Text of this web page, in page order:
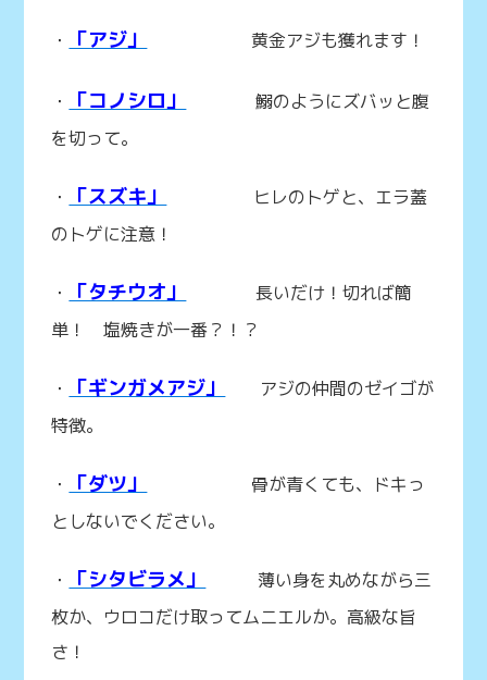
・ 「アジ」 黄金アジも獲れます！
・ 「コノシロ」
鰯のようにズバッと腹
を切って。
・ 「スズキ」
ヒレのトゲと、エラ蓋
のトゲに注意！
・ 「タチウオ」
長いだけ！切れば簡
単！ 塩焼きが一番？！？
・ 「ギンガメアジ」
アジの仲間のゼイゴが
特徴。
・ 「ダツ」
骨が青くても、ドキっ
としないでください。
・ 「シタビラメ」
薄い身を丸めながら三
枚か、ウロコだけ取ってムニエルか。高級な旨
さ！